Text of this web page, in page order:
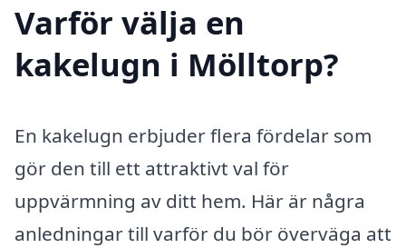
Varför välja en
kakelugn i Mölltorp?
En kakelugn erbjuder flera fördelar som
gör den till ett attraktivt val för
uppvärmning av ditt hem. Här är några
anledningar till varför du bör överväga att